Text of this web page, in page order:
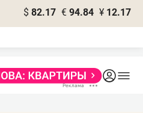
$ 82.17 € 94.84 ¥ 12.17